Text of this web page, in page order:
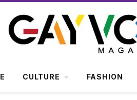
CULTURE FASHION